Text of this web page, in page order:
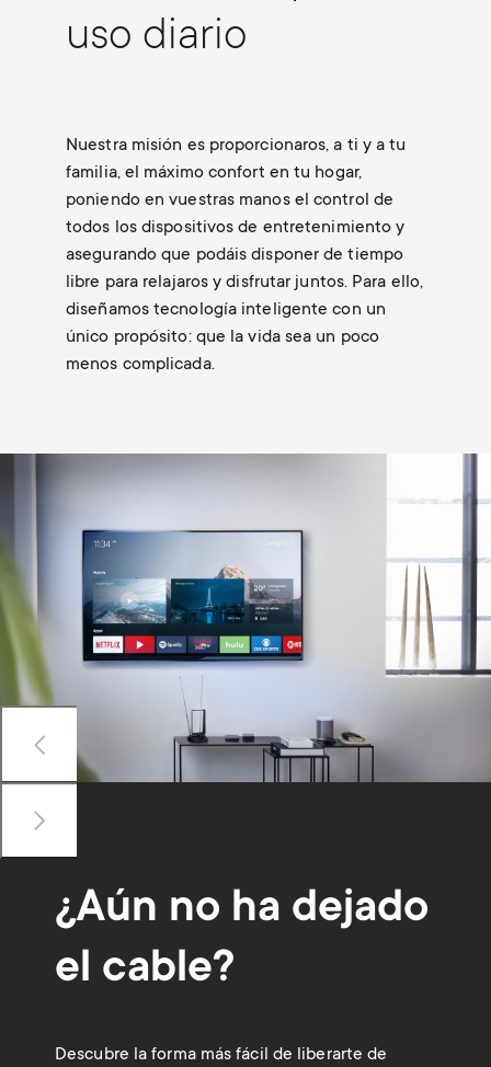
uso diario
Nuestra misión es proporcionaros, a ti y a tu
familia, el máximo confort en tu hogar,
poniendo en vuestras manos el control de
todos los dispositivos de entretenimiento y
asegurando que podáis disponer de tiempo
libre para relajaros y disfrutar juntos. Para ello,
diseñamos tecnología inteligente con un
único propósito: que la vida sea un poco
menos complicada.
¿Aún no ha dejado
el cable?
Descubre la forma más fácil de liberarte de
Previous
Siguiente